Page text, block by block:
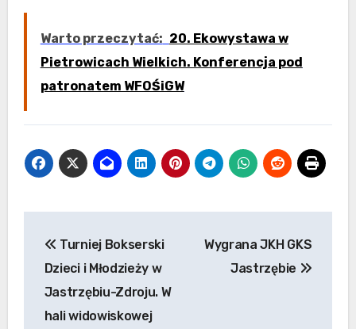
Warto przeczytać: 20. Ekowystawa w
Pietrowicach Wielkich. Konferencja pod
patronatem WFOŚiGW
wpisu
Turniej Bokserski
Dzieci i Młodzieży w
Jastrzębiu-Zdroju. W
hali widowiskowej
Wygrana JKH GKS
Jastrzębie